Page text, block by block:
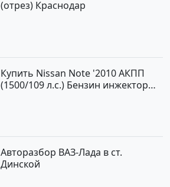
(отрез) Краснодар
Купить Nissan Note '2010 АКПП
(1500/109 л.с.) Бензин инжектор
Авторазбор ВАЗ-Лада в ст.
Динской